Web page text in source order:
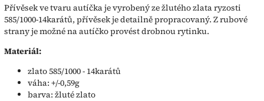
Přívěsek ve tvaru autíčka je vyrobený ze žlutého zlata ryzosti
585/1000-14karátů, přívěsek je detailně propracovaný. Z rubové
strany je možné na autíčko provést drobnou rytinku.
Materiál:
zlato 585/1000 - 14karátů
váha: +/-0,59g
barva: žluté zlato